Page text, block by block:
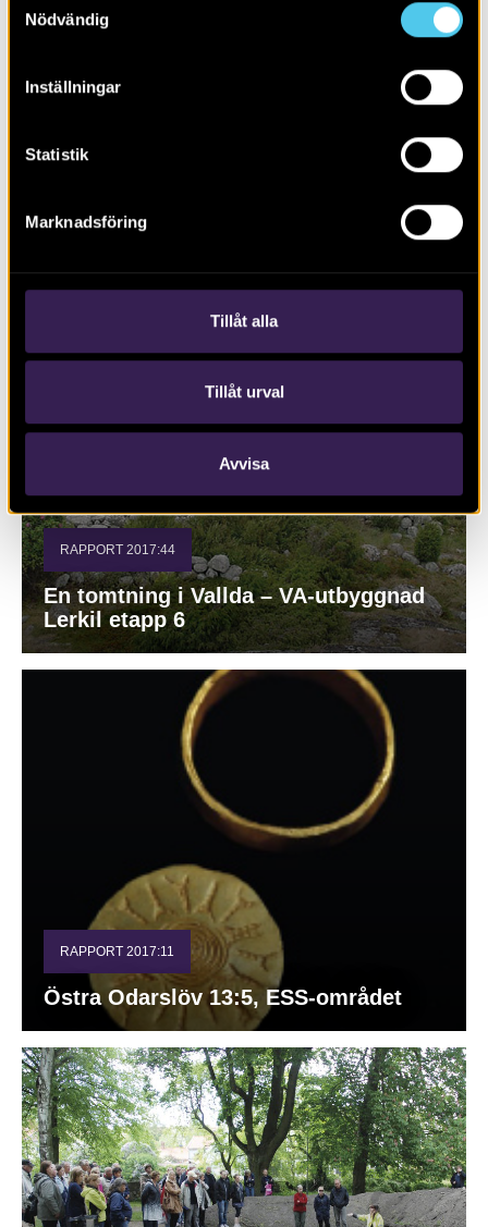
Nödvändig
Inställningar
Statistik
Marknadsföring
Tillåt alla
Tillåt urval
Avvisa
Västervång 2:25 och Östervång 1:1
RAPPORT 2017:44
En tomtning i Vallda – VA-utbyggnad
Lerkil etapp 6
RAPPORT 2017:11
Östra Odarslöv 13:5, ESS-området